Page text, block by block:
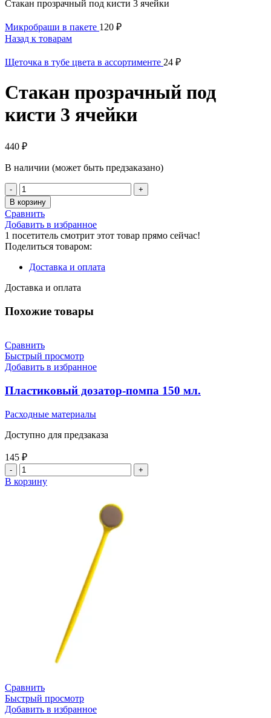
Стакан прозрачный под кисти 3 ячейки
Микробраши в пакете 120 ₽
Назад к товарам
Щеточка в тубе цвета в ассортименте 24 ₽
Стакан прозрачный под
кисти 3 ячейки
440 ₽
В наличии (может быть предзаказано)
В корзину
Сравнить
Добавить в избранное
1 посетитель смотрит этот товар прямо сейчас!
Поделиться товаром:
Доставка и оплата
Доставка и оплата
Похожие товары
Сравнить
Быстрый просмотр
Добавить в избранное
Пластиковый дозатор-помпа 150 мл.
Расходные материалы
Доступно для предзаказа
145 ₽
В корзину
Сравнить
Быстрый просмотр
Добавить в избранное